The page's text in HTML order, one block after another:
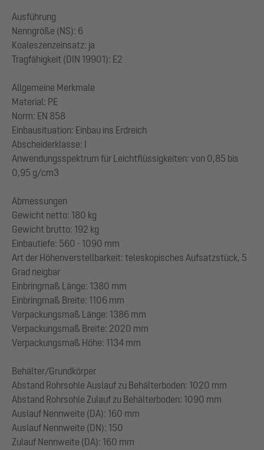
Ausführung
Nenngröße (NS): 6
Koaleszenzeinsatz: ja
Tragfähigkeit (DIN 19901): E2
Allgemeine Merkmale
Material: PE
Norm: EN 858
Einbausituation: Einbau ins Erdreich
Abscheiderklasse: I
Anwendungsspektrum für Leichtflüssigkeiten: von 0,85 bis
0,95 g/cm3
Abmessungen
Gewicht netto: 180 kg
Gewicht brutto: 192 kg
Einbautiefe: 560 - 1090 mm
Art der Höhenverstellbarkeit: teleskopisches Aufsatzstück, 5
Grad neigbar
Einbringmaß Länge: 1380 mm
Einbringmaß Breite: 1106 mm
Verpackungsmaß Länge: 1386 mm
Verpackungsmaß Breite: 2020 mm
Verpackungsmaß Höhe: 1134 mm
Behälter/Grundkörper
Abstand Rohrsohle Auslauf zu Behälterboden: 1020 mm
Abstand Rohrsohle Zulauf zu Behälterboden: 1090 mm
Auslauf Nennweite (DA): 160 mm
Auslauf Nennweite (DN): 150
Zulauf Nennweite (DA): 160 mm